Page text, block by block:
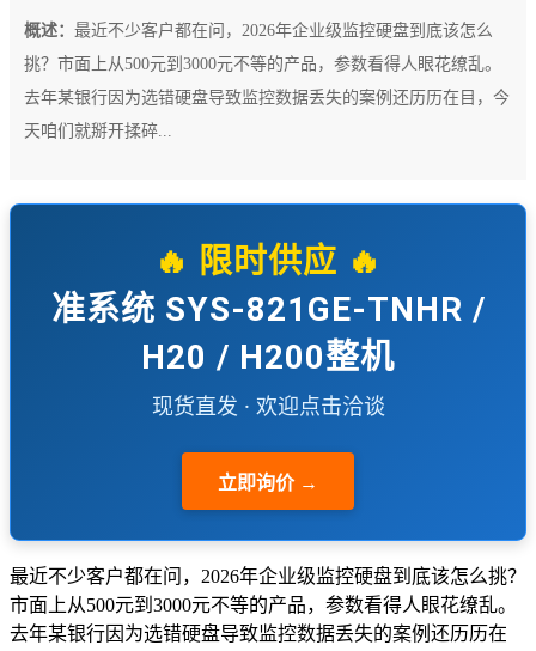
概述： 最近不少客户都在问，2026年企业级监控硬盘到底该怎么
挑？市面上从500元到3000元不等的产品，参数看得人眼花缭乱。
去年某银行因为选错硬盘导致监控数据丢失的案例还历历在目，今
天咱们就掰开揉碎...
🔥 限时供应 🔥
准系统 SYS-821GE-TNHR /
H20 / H200整机
现货直发 · 欢迎点击洽谈
立即询价 →
最近不少客户都在问，2026年企业级监控硬盘到底该怎么挑？
市面上从500元到3000元不等的产品，参数看得人眼花缭乱。
去年某银行因为选错硬盘导致监控数据丢失的案例还历历在